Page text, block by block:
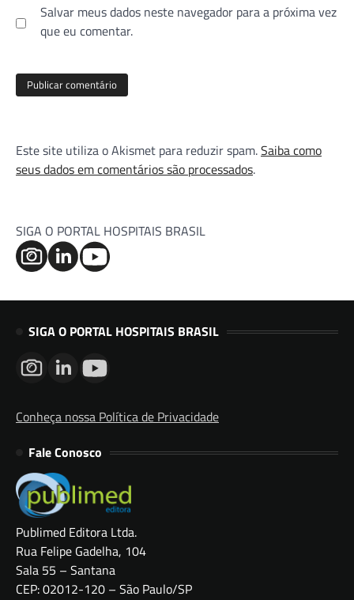
Salvar meus dados neste navegador para a próxima vez
que eu comentar.
Este site utiliza o Akismet para reduzir spam.Saiba como
seus dados em comentários são processados.
SIGA O PORTAL HOSPITAIS BRASIL
SIGA O PORTAL HOSPITAIS BRASIL
Conheça nossa Política de Privacidade
Fale Conosco
Publimed Editora Ltda.
Rua Felipe Gadelha, 104
Sala 55 – Santana
CEP: 02012-120 – São Paulo/SP